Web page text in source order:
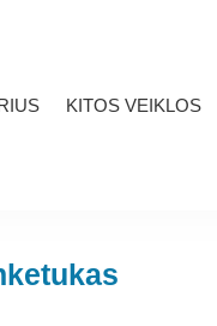
KITOS VEIKLOS